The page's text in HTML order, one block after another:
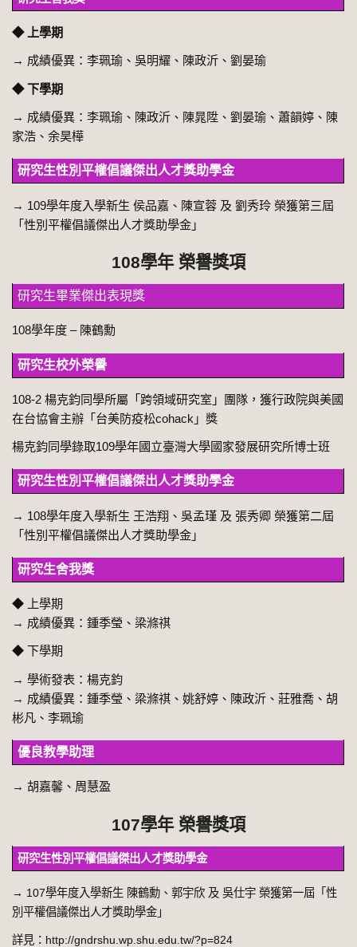
◆ 上學期
→ 成績優異：李珮瑜、吳明耀、陳政沂、劉晏瑜
◆ 下學期
→ 成績優異：李珮瑜、陳政沂、陳晁陞、劉晏瑜、蕭韻婷、陳
家浩、余昊樺
研究生性別平權倡議傑出人才獎助學金
→ 109學年度入學新生 侯品嘉、陳宣蓉 及 劉秀玲 榮獲第三屆
「性別平權倡議傑出人才獎助學金」
108學年 榮譽獎項
研究生畢業傑出表現獎
108學年度 – 陳鶴勳
研究生校外榮譽
108-2楊克鈞同學所屬 「跨領域研究室」團隊，獲行政院與美國
在台協會主辦 「台美防疫松cohack」獎
楊克鈞同學錄取109學年國立臺灣大學國家發展研究所博士班
研究生性別平權倡議傑出人才獎助學金
→ 108學年度入學新生 王浩翔、吳孟瑾 及 張秀卿 榮獲第二屆
「性別平權倡議傑出人才獎助學金」
研究生舍我獎
◆ 上學期
→ 成績優異：鍾季瑩、梁滌祺
◆ 下學期
→ 學術發表：楊克鈞
→ 成績優異：鍾季瑩、梁滌祺 、姚舒婷、陳政沂、莊雅喬、胡
彬凡、李珮瑜
優良教學助理
→ 胡嘉馨、周慧盈
107學年 榮譽獎項
研究生性別平權倡議傑出人才獎助學金
→ 107學年度入學新生 陳鶴勳、郭宇欣 及 吳仕宇 榮獲第一屆「性
別平權倡議傑出人才獎助學金」
詳見：http://gndrshu.wp.shu.edu.tw/?p=824